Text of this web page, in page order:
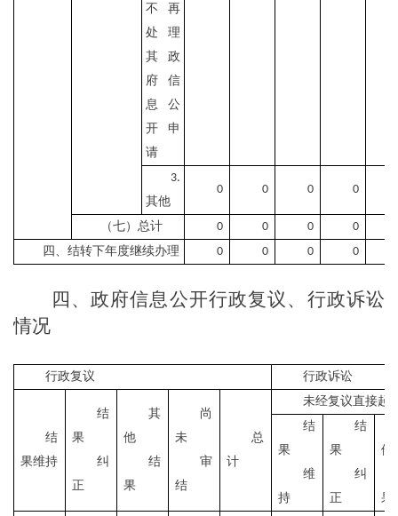
不再
处理
其政
府信
息公
开申
请
3.
其他
0 0 0 0
（七）总计 0 0 0 0
四、结转下年度继续办理
0 0 0 0
四、政府信息公开行政复议、行政诉讼
情况
行政复议 行政诉讼
结
果维持
结
果
纠
正
其
他
结
果
尚
未
审
结
总
计
未经复议直接起
结
果
维
持
结
果
纠
正
他
果